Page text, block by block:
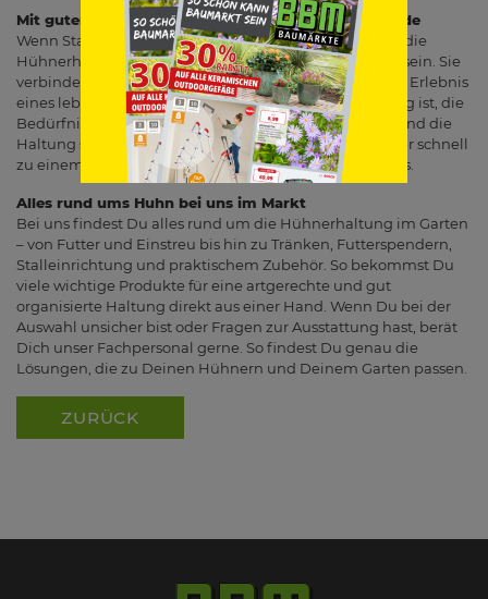
Mit guter Vorbereitung macht Hühnerhaltung Freude
Wenn Stall, Auslauf und Pflege gut geplant sind, kann die
Hühnerhaltung im Garten ein sehr erfüllendes Hobby sein. Sie
verbindet Tierbeobachtung, Selbstversorgung und das Erlebnis
eines lebendigen Gartens auf besondere Weise. Wichtig ist, die
Bedürfnisse der Tiere dauerhaft im Blick zu behalten und die
Haltung sorgfältig vorzubereiten. Dann werden Hühner schnell
zu einem festen und geschätzten Teil des Gartenalltags.
Alles rund ums Huhn bei uns im Markt
Bei uns findest Du alles rund um die Hühnerhaltung im Garten
– von Futter und Einstreu bis hin zu Tränken, Futterspendern,
Stalleinrichtung und praktischem Zubehör. So bekommst Du
viele wichtige Produkte für eine artgerechte und gut
organisierte Haltung direkt aus einer Hand. Wenn Du bei der
Auswahl unsicher bist oder Fragen zur Ausstattung hast, berät
Dich unser Fachpersonal gerne. So findest Du genau die
Lösungen, die zu Deinen Hühnern und Deinem Garten passen.
ZURÜCK